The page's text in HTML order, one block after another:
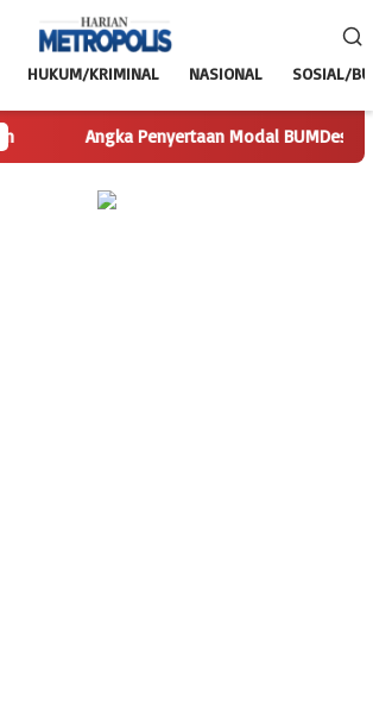
HUKUM/KRIMINAL NASIONAL SOSIAL/
Angka Penyertaan Modal BUMDes